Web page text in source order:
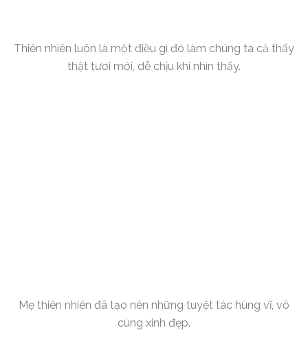
Thiên nhiên luôn là một điều gì đó làm chúng ta cả thấy
thật tươi mới, dễ chịu khi nhìn thấy.
Mẹ thiên nhiên đã tạo nên những tuyệt tác hùng vĩ, vô
cùng xinh đẹp.